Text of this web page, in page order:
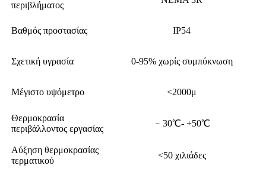
περιβλήματος
Βαθμός προστασίας IP54
Σχετική υγρασία 0-95% χωρίς συμπύκνωση
Μέγιστο υψόμετρο <2000μ
Θερμοκρασία
περιβάλλοντος εργασίας
﹣30℃- +50℃
Αύξηση θερμοκρασίας
τερματικού
<50 χιλιάδες